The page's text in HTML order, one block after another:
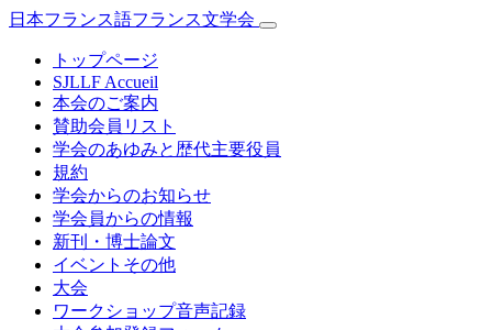
日本フランス語フランス文学会
トップページ
SJLLF Accueil
本会のご案内
賛助会員リスト
学会のあゆみと歴代主要役員
規約
学会からのお知らせ
学会員からの情報
新刊・博士論文
イベントその他
大会
ワークショップ音声記録